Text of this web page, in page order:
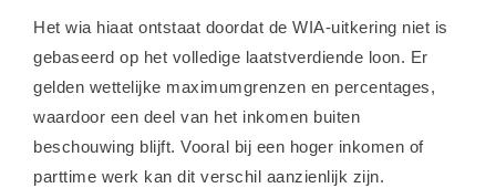
Het wia hiaat ontstaat doordat de WIA-uitkering niet is
gebaseerd op het volledige laatstverdiende loon. Er
gelden wettelijke maximumgrenzen en percentages,
waardoor een deel van het inkomen buiten
beschouwing blijft. Vooral bij een hoger inkomen of
parttime werk kan dit verschil aanzienlijk zijn.